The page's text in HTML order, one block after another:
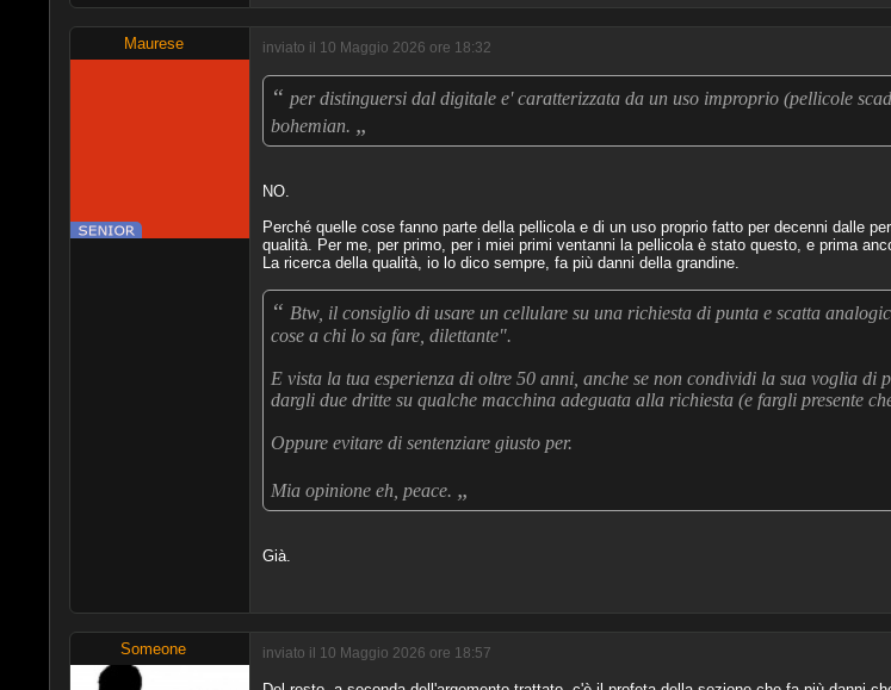
Maurese inviato il 10 Maggio 2026 ore 18:32
“ per distinguersi dal digitale e' caratterizzata da un uso improprio (pellicole
bohemian. „
NO.
Perché quelle cose fanno parte della pellicola e di un uso proprio fatto per decenni dalle
qualità. Per me, per primo, per i miei primi ventanni la pellicola è stato questo, e prima
La ricerca della qualità, io lo dico sempre, fa più danni della grandine.
“ Btw, il consiglio di usare un cellulare su una richiesta di punta e scatta
cose a chi lo sa fare, dilettante".
E vista la tua esperienza di oltre 50 anni, anche se non condividi la sua voglia di
dargli due dritte su qualche macchina adeguata alla richiesta (e fargli presente
Oppure evitare di sentenziare giusto per.
Mia opinione eh, peace. „
Già.
Someone inviato il 10 Maggio 2026 ore 18:57